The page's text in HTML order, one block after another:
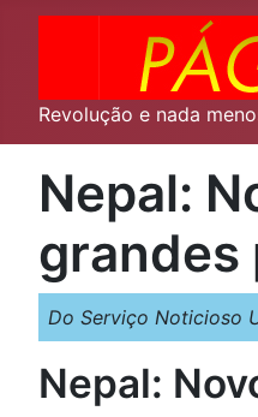
Revolução e nada
Nepal:
grandes
Do Serviço Noticioso
Nepal: